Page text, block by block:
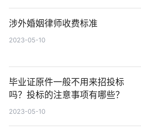
涉外婚姻律师收费标准
2023-05-10
毕业证原件一般不用来招投标
吗？投标的注意事项有哪些？
2023-05-10